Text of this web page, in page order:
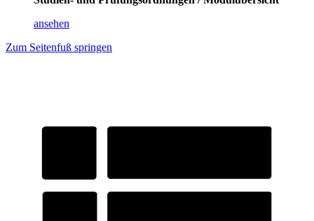
ansehen
Zum Seitenfuß springen